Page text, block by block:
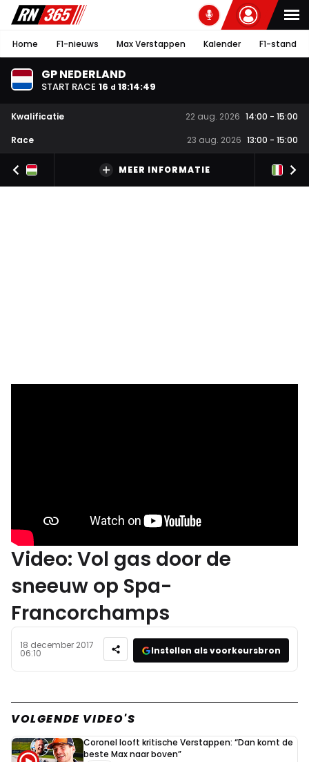
Home F1-nieuws Max Verstappen Kalender F1-stand
GP NEDERLAND
START RACE 16 d 18:14:48
Kwalificatie 22 aug. 2026 14:00 - 15:00
Race
23 aug. 2026 13:00 - 15:00
MEER INFORMATIE
Video: Vol gas door de
sneeuw op Spa-
Francorchamps
18 december 2017
06:10 Instellen als voorkeursbron
VOLGENDE VIDEO'S
Coronel looft kritische Verstappen: “Dan komt de
beste Max naar boven”